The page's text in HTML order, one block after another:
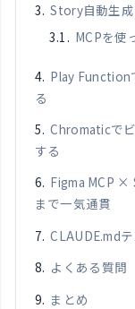
Story自動生
MCPを使
Play Function
る
Chromaticで
する
Figma MCP
まで一気通貫
CLAUDE.md
よくある質問
まとめ